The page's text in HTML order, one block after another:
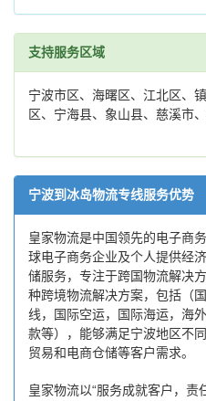
支持服务区域
宁波市区、海曙区、江北区、
区、宁海县、象山县、慈溪市
宁波到冰岛物流专线服务优势
皇家物流是中国领先的电子商
球电子商务企业及个人提供经
储服务，专注于跨国物流解决
种跨境物流解决方案，包括（
线，国际空运，国际海运，海
款等），能够满足宁波地区不
贸易和电商仓储等客户需求。
皇家物流以“服务成就客户，责